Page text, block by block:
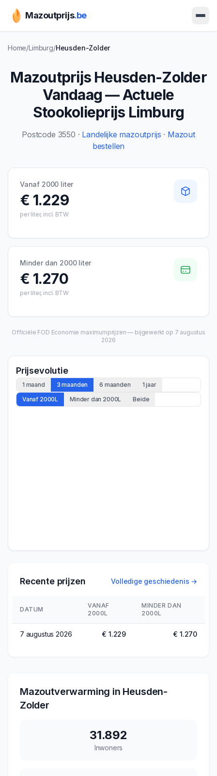
Mazoutprijs.be
Home/Limburg/Heusden-Zolder
Mazoutprijs Heusden-Zolder
Vandaag — Actuele
Stookolieprijs Limburg
Postcode 3550 · Landelijke mazoutprijs · Mazout
bestellen
Vanaf 2000 liter
€ 1.229
per liter, incl. BTW
Minder dan 2000 liter
€ 1.270
per liter, incl. BTW
Officiële FOD Economie maximumprijzen — bijgewerkt op 7 augustus
2026
Prijsevolutie
1 maand 3 maanden 6 maanden
1 jaar
Vanaf 2000L
Minder dan 2000L Beide
Recente prijzen Volledige geschiedenis →
DATUM
VANAF
2000L
MINDER DAN
2000L
7 augustus 2026 € 1.229 € 1.270
Mazoutverwarming in Heusden-
Zolder
31.892
Inwoners